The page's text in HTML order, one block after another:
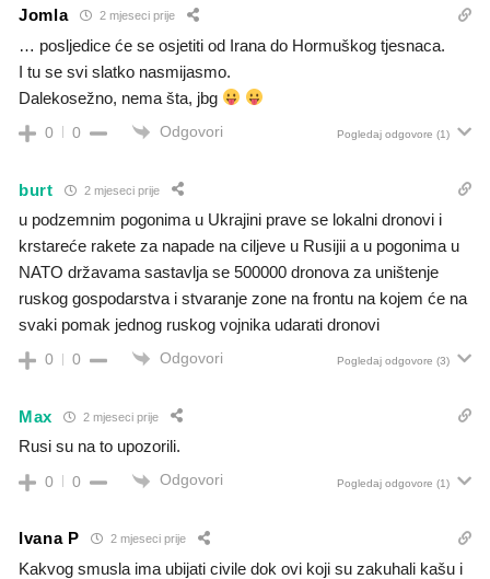
Jomla 2 mjeseci prije
… posljedice će se osjetiti od Irana do Hormuškog tjesnaca.
I tu se svi slatko nasmijasmo.
Dalekosežno, nema šta, jbg
0 0 Odgovori Pogledaj odgovore (1)
burt 2 mjeseci prije
u podzemnim pogonima u Ukrajini prave se lokalni dronovi i
krstareće rakete za napade na ciljeve u Rusijii a u pogonima u
NATO državama sastavlja se 500000 dronova za uništenje
ruskog gospodarstva i stvaranje zone na frontu na kojem će na
svaki pomak jednog ruskog vojnika udarati dronovi
0 0 Odgovori Pogledaj odgovore (3)
Max 2 mjeseci prije
Rusi su na to upozorili.
0 0 Odgovori Pogledaj odgovore (1)
Ivana P 2 mjeseci prije
Kakvog smusla ima ubijati civile dok ovi koji su zakuhali kašu i